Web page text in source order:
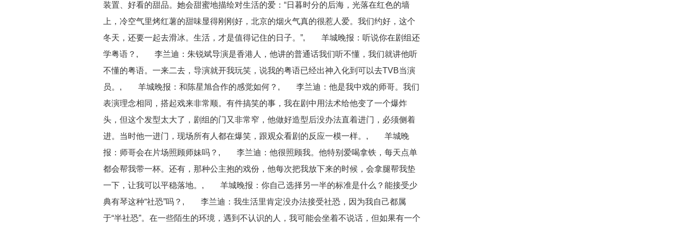
装置、好看的甜品。她会甜蜜地描绘对生活的爱：“日暮时分的后海，光落在红色的墙
上，冷空气里烤红薯的甜味显得刚刚好，北京的烟火气真的很惹人爱。我们约好，这个
冬天，还要一起去滑冰。生活，才是值得记住的日子。”, 羊城晚报：听说你在剧组还
学粤语？, 李兰迪：朱锐斌导演是香港人，他讲的普通话我们听不懂，我们就讲他听
不懂的粤语。一来二去，导演就开我玩笑，说我的粤语已经出神入化到可以去TVB当演
员。, 羊城晚报：和陈星旭合作的感觉如何？, 李兰迪：他是我中戏的师哥。我们
表演理念相同，搭起戏来非常顺。有件搞笑的事，我在剧中用法术给他变了一个爆炸
头，但这个发型太大了，剧组的门又非常窄，他做好造型后没办法直着进门，必须侧着
进。当时他一进门，现场所有人都在爆笑，跟观众看剧的反应一模一样。, 羊城晚
报：师哥会在片场照顾师妹吗？, 李兰迪：他很照顾我。他特别爱喝拿铁，每天点单
都会帮我带一杯。还有，那种公主抱的戏份，他每次把我放下来的时候，会拿腿帮我垫
一下，让我可以平稳落地。, 羊城晚报：你自己选择另一半的标准是什么？能接受少
典有琴这种“社恐”吗？, 李兰迪：我生活里肯定没办法接受社恐，因为我自己都属
于“半社恐”。在一些陌生的环境，遇到不认识的人，我可能会坐着不说话，但如果有一个